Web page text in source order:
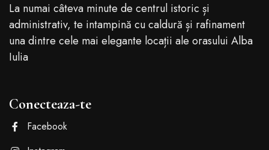
La numai câteva minute de centrul istoric și
administrativ, te intampină cu caldură și rafinament
una dintre cele mai elegante locații ale orasului Alba
Iulia
Conecteaza-te
Facebook